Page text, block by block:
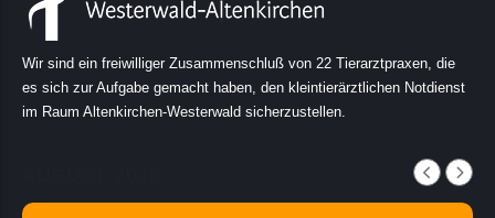
Wir sind ein freiwilliger Zusammenschluß von 22 Tierarztpraxen, die
es sich zur Aufgabe gemacht haben, den kleintierärztlichen Notdienst
im Raum Altenkirchen-Westerwald sicherzustellen.